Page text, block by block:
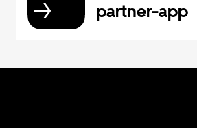
partner-app